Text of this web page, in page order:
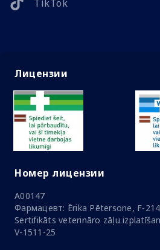
TikTok
Лицензии
Номер лицензии
A00147
Фармацевт: Ērika Pētersone, F-
Sertifikāts veterināro zāļu
V-1511-25